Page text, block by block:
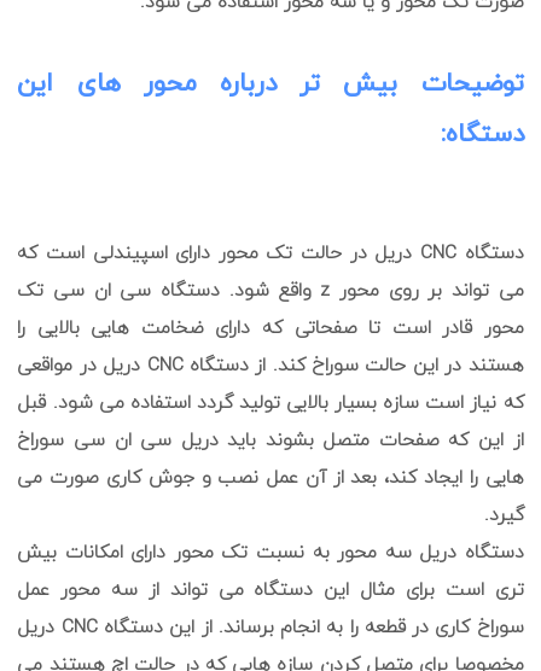
توضیحات بیش تر درباره محور های این
دستگاه:
دستگاه CNC دریل در حالت تک محور دارای اسپیندلی است که
می تواند بر روی محور z واقع شود. دستگاه سی ان سی تک
محور قادر است تا صفحاتی که دارای ضخامت هایی بالایی را
هستند در این حالت سوراخ کند. از دستگاه CNC دریل در مواقعی
که نیاز است سازه بسیار بالایی تولید گردد استفاده می شود. قبل
از این که صفحات متصل بشوند باید دریل سی ان سی سوراخ
هایی را ایجاد کند، بعد از آن عمل نصب و جوش کاری صورت می
گیرد.
دستگاه دریل سه محور به نسبت تک محور دارای امکانات بیش
تری است برای مثال این دستگاه می تواند از سه محور عمل
سوراخ کاری در قطعه را به انجام برساند. از این دستگاه CNC دریل
مخصوصا برای متصل کردن سازه هایی که در حالت اچ هستند می